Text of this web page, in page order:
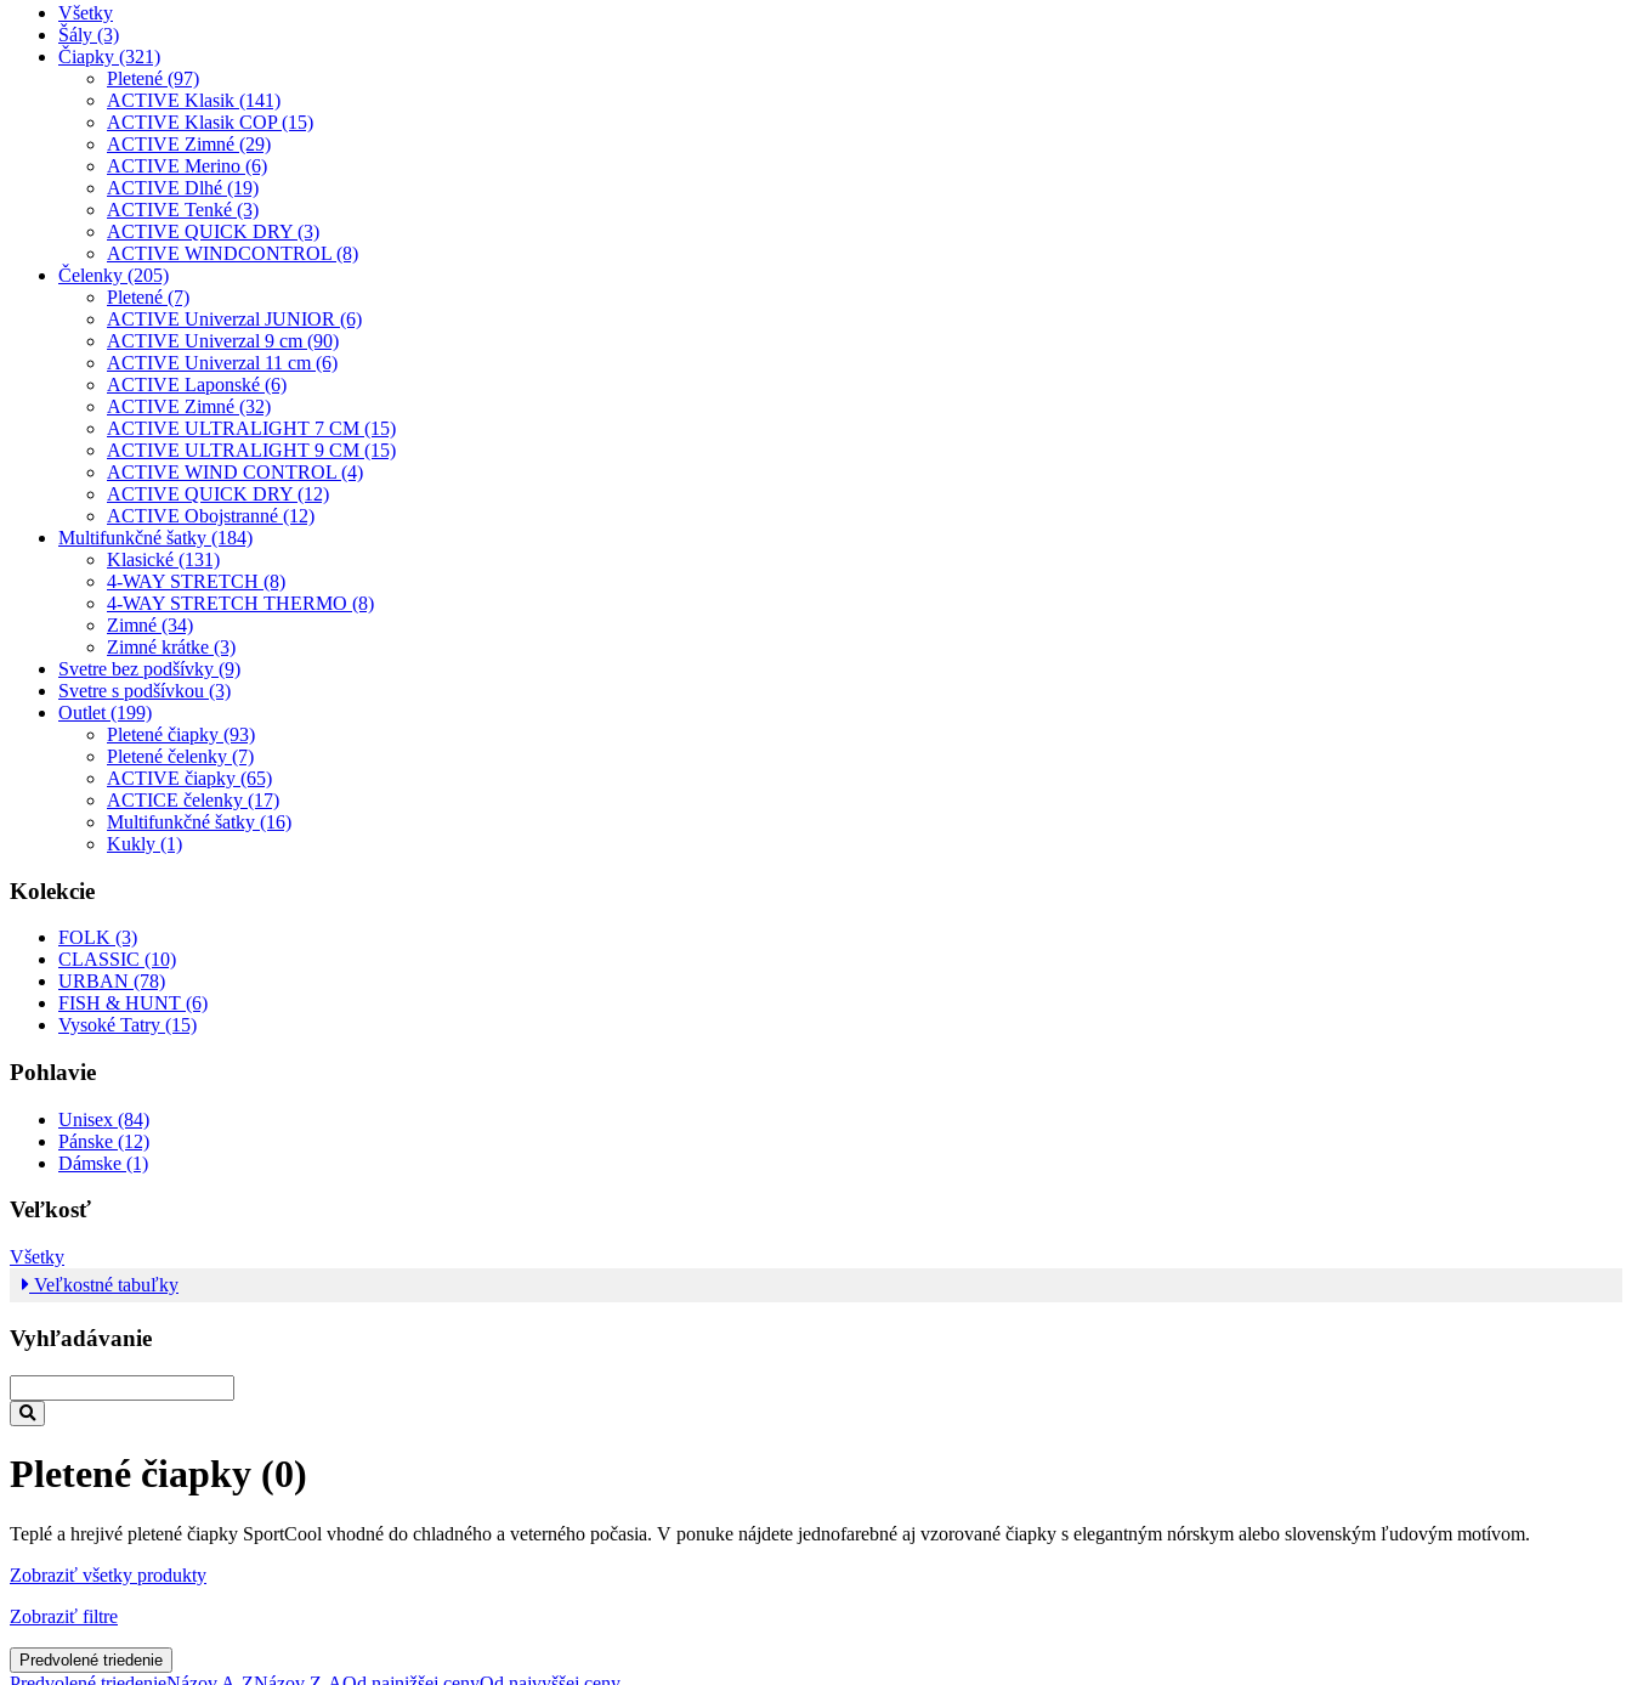
Všetky
Šály (3)
Čiapky (321)
Pletené (97)
ACTIVE Klasik (141)
ACTIVE Klasik COP (15)
ACTIVE Zimné (29)
ACTIVE Merino (6)
ACTIVE Dlhé (19)
ACTIVE Tenké (3)
ACTIVE QUICK DRY (3)
ACTIVE WINDCONTROL (8)
Čelenky (205)
Pletené (7)
ACTIVE Univerzal JUNIOR (6)
ACTIVE Univerzal 9 cm (90)
ACTIVE Univerzal 11 cm (6)
ACTIVE Laponské (6)
ACTIVE Zimné (32)
ACTIVE ULTRALIGHT 7 CM (15)
ACTIVE ULTRALIGHT 9 CM (15)
ACTIVE WIND CONTROL (4)
ACTIVE QUICK DRY (12)
ACTIVE Obojstranné (12)
Multifunkčné šatky (184)
Klasické (131)
4-WAY STRETCH (8)
4-WAY STRETCH THERMO (8)
Zimné (34)
Zimné krátke (3)
Svetre bez podšívky (9)
Svetre s podšívkou (3)
Outlet (199)
Pletené čiapky (93)
Pletené čelenky (7)
ACTIVE čiapky (65)
ACTICE čelenky (17)
Multifunkčné šatky (16)
Kukly (1)
Kolekcie
FOLK (3)
CLASSIC (10)
URBAN (78)
FISH & HUNT (6)
Vysoké Tatry (15)
Pohlavie
Unisex (84)
Pánske (12)
Dámske (1)
Veľkosť
Všetky
Veľkostné tabuľky
Vyhľadávanie
Pletené čiapky (0)
Teplé a hrejivé pletené čiapky SportCool vhodné do chladného a veterného počasia. V ponuke nájdete jednofarebné aj vzorované čiapky s elegantným nórskym alebo slovenským ľudovým motívom.
Zobraziť všetky produkty
Zobraziť filtre
Predvolené triedenie